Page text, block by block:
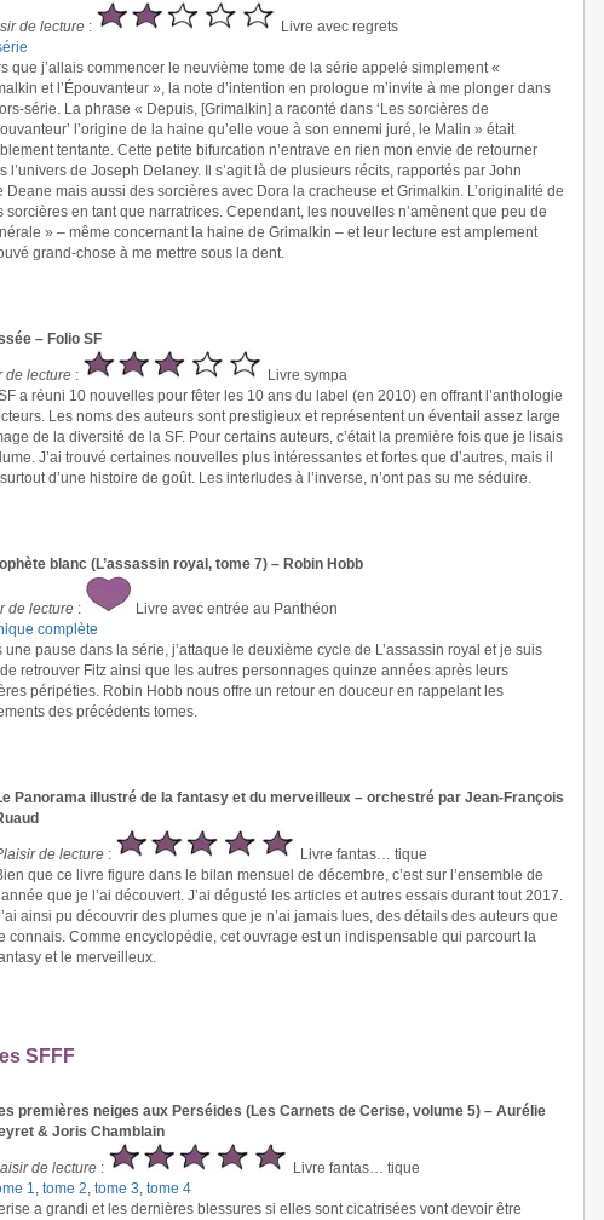
de lecture :
Livre avec regrets
que j’allais commencer le neuvième tome de la série appelé simplement «
et l’Épouvanteur », la note d’intention en prologue m’invite à me plonger dans
série. La phrase « Depuis, [Grimalkin] a raconté dans ‘Les sorcières de
l’origine de la haine qu’elle voue à son ennemi juré, le Malin » était
tentante. Cette petite bifurcation n’entrave en rien mon envie de retourner
l’univers de Joseph Delaney. Il s’agit là de plusieurs récits, rapportés par John
Deane mais aussi des sorcières avec Dora la cracheuse et Grimalkin. L’originalité de
sorcières en tant que narratrices. Cependant, les nouvelles n’amènent que peu de
» – même concernant la haine de Grimalkin – et leur lecture est amplement
grand-chose à me mettre sous la dent.
– Folio SF
de lecture :
Livre sympa
a réuni 10 nouvelles pour fêter les 10 ans du label (en 2010) en offrant l’anthologie
Les noms des auteurs sont prestigieux et représentent un éventail assez large
de la diversité de la SF. Pour certains auteurs, c’était la première fois que je lisais
J’ai trouvé certaines nouvelles plus intéressantes et fortes que d’autres, mais il
surtout d’une histoire de goût. Les interludes à l’inverse, n’ont pas su me séduire.
blanc (L’assassin royal, tome 7) – Robin Hobb
de lecture :
Livre avec entrée au Panthéon
complète
une pause dans la série, j’attaque le deuxième cycle de L’assassin royal et je suis
retrouver Fitz ainsi que les autres personnages quinze années après leurs
péripéties. Robin Hobb nous offre un retour en douceur en rappelant les
des précédents tomes.
Panorama illustré de la fantasy et du merveilleux – orchestré par Jean-François
de lecture :
Livre fantas… tique
que ce livre figure dans le bilan mensuel de décembre, c’est sur l’ensemble de
que je l’ai découvert. J’ai dégusté les articles et autres essais durant tout 2017.
ainsi pu découvrir des plumes que je n’ai jamais lues, des détails des auteurs que
connais. Comme encyclopédie, cet ouvrage est un indispensable qui parcourt la
et le merveilleux.
SFFF
premières neiges aux Perséides (Les Carnets de Cerise, volume 5) – Aurélie
& Joris Chamblain
de lecture :
Livre fantas… tique
1, tome 2, tome 3, tome 4
a grandi et les dernières blessures si elles sont cicatrisées vont devoir être